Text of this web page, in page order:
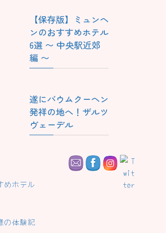
【保存版】ミュンヘ
ンのおすすめホテル
6選 〜 中央駅近郊
編 〜
遂にバウムクーヘン
発祥の地へ！ザルツ
ヴェーデル
めホテル
の体験記